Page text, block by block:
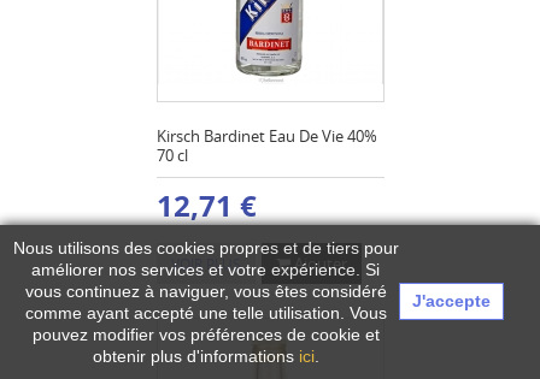
Kirsch Bardinet Eau De Vie 40%
70 cl
12,71 €
VOIR PLUS Ajouter
Nous utilisons des cookies propres et de tiers pour
améliorer nos services et votre expérience. Si
vous continuez à naviguer, vous êtes considéré
comme ayant accepté une telle utilisation. Vous
pouvez modifier vos préférences de cookie et
obtenir plus d'informations ici.
J'accepte